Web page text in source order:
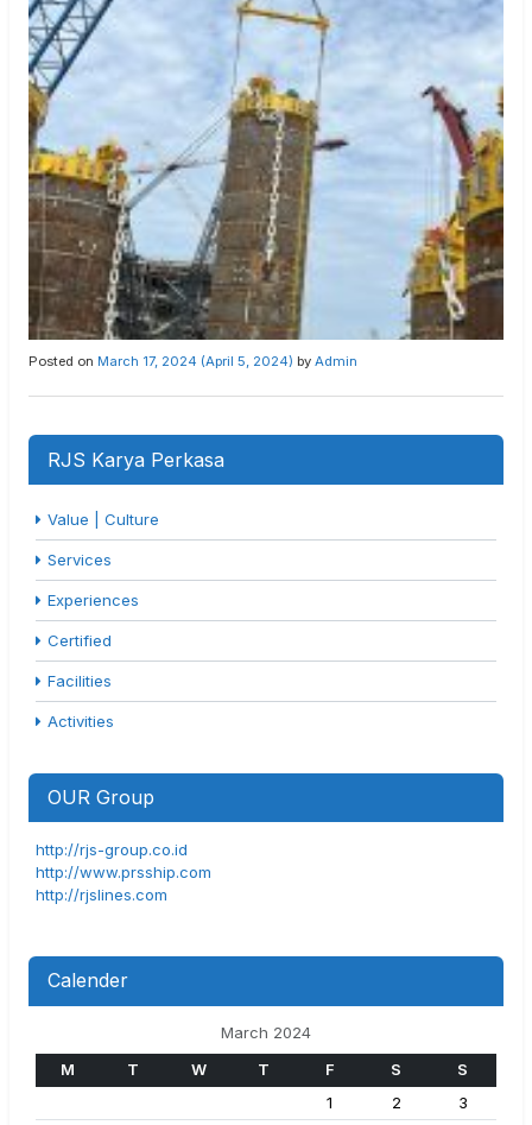
Posted on March 17, 2024 (April 5, 2024) by Admin
RJS Karya Perkasa
Value | Culture
Services
Experiences
Certified
Facilities
Activities
OUR Group
http://rjs-group.co.id
http://www.prsship.com
http://rjslines.com
Calender
March 2024
M
T W T F S
S
1
2
3